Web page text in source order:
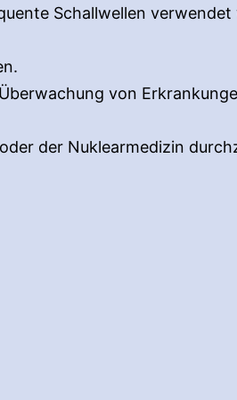
Schallwellen verwendet
von
der Nuklearmedizin